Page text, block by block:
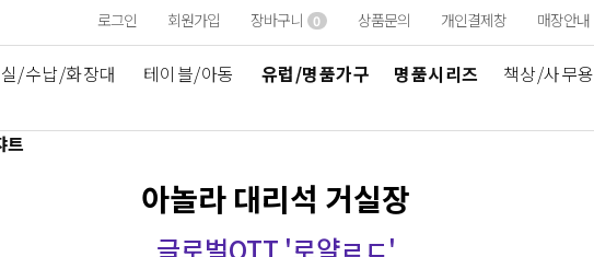
/수납/화장대 테이블/아동 유럽/명품가구 명품시리즈 책상/사무용
로그인 회원가입 장바구니 0 상품문의 개인결제창 매장안내
아놀라 대리석 거실장
글로벌OTT '로얄ㄹㄷ'